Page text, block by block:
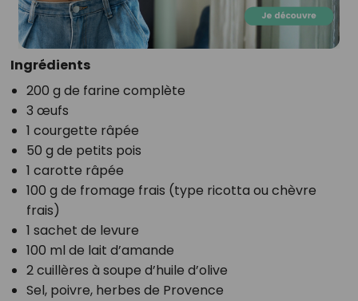
Ingrédients
200 g de farine complète
3 œufs
1 courgette râpée
50 g de petits pois
1 carotte râpée
100 g de fromage frais (type ricotta ou chèvre
frais)
1 sachet de levure
100 ml de lait d’amande
2 cuillères à soupe d’huile d’olive
Sel, poivre, herbes de Provence